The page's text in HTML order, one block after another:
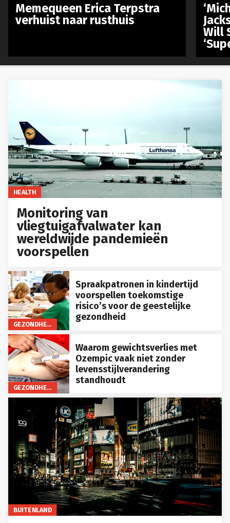
HEALTH
Monitoring van
vliegtuigafvalwater kan
wereldwijde pandemieën
voorspellen
GEZONDHEID
Spraakpatronen in kindertijd
voorspellen toekomstige
risico’s voor de geestelijke
gezondheid
GEZONDHEID
Waarom gewichtsverlies met
Ozempic vaak niet zonder
levensstijlverandering
standhoudt
BUITENLAND
Memequeen Erica Terpstra
verhuist naar rusthuis
Will